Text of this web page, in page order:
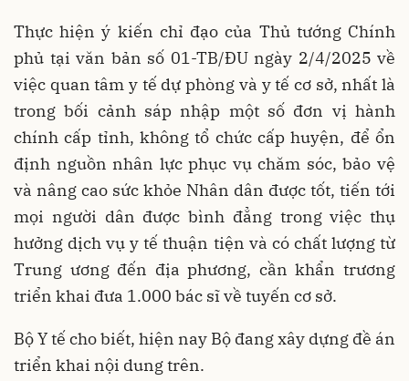
Thực hiện ý kiến chỉ đạo của Thủ tướng Chính
phủ tại văn bản số 01-TB/ĐU ngày 2/4/2025 về
việc quan tâm y tế dự phòng và y tế cơ sở, nhất là
trong bối cảnh sáp nhập một số đơn vị hành
chính cấp tỉnh, không tổ chức cấp huyện, để ổn
định nguồn nhân lực phục vụ chăm sóc, bảo vệ
và nâng cao sức khỏe Nhân dân được tốt, tiến tới
mọi người dân được bình đẳng trong việc thụ
hưởng dịch vụ y tế thuận tiện và có chất lượng từ
Trung ương đến địa phương, cần khẩn trương
triển khai đưa 1.000 bác sĩ về tuyến cơ sở.
Bộ Y tế cho biết, hiện nay Bộ đang xây dựng đề án
triển khai nội dung trên.